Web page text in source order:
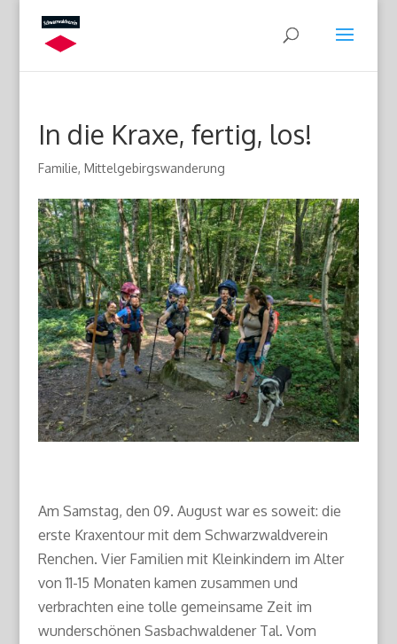
In die Kraxe, fertig, los!
Familie, Mittelgebirgswanderung
Am Samstag, den 09. August war es soweit: die
erste Kraxentour mit dem Schwarzwaldverein
Renchen. Vier Familien mit Kleinkindern im Alter
von 11-15 Monaten kamen zusammen und
verbrachten eine tolle gemeinsame Zeit im
wunderschönen Sasbachwaldener Tal. Vom